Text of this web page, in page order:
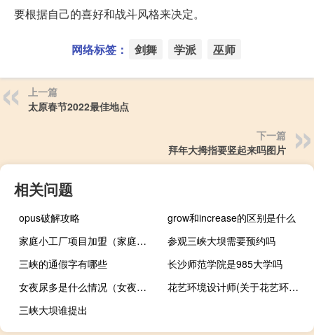
要根据自己的喜好和战斗风格来决定。
网络标签： 剑舞 学派 巫师
上一篇
太原春节2022最佳地点
下一篇
拜年大拇指要竖起来吗图片
相关问题
opus破解攻略
grow和increase的区别是什么
家庭小工厂项目加盟（家庭小工厂项目）
参观三峡大坝需要预约吗
三峡的通假字有哪些
长沙师范学院是985大学吗
女夜尿多是什么情况（女夜尿多是什么原因）
花艺环境设计师(关于花艺环境设计师简述)
三峡大坝谁提出